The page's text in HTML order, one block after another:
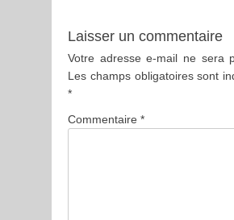
Laisser un commentaire
Votre adresse e-mail ne sera
Les champs obligatoires sont
*
Commentaire *